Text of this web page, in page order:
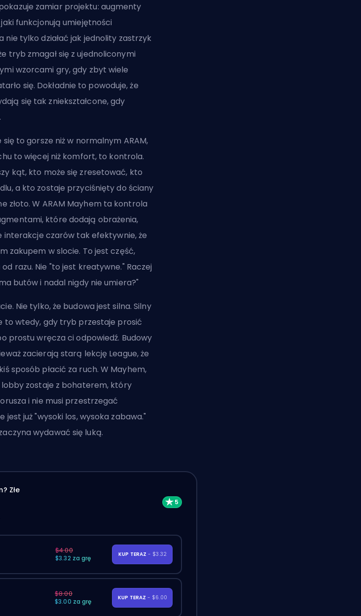
zamiar projektu: augmenty
funkcjonują umiejętności
tylko działać jak jednolity zastrzyk
tryb zmagał się z ujednoliconymi
wzorcami gry, gdy zbyt wiele
się. Dokładnie to powoduje, że
się tak zniekształcone, gdy
to gorsze niż w normalnym ARAM,
to więcej niż komfort, to kontrola.
kąt, kto może się zresetować, kto
a kto zostaje przyciśnięty do ściany
złoto. W ARAM Mayhem ta kontrola
które dodają obrażenia,
interakcje czarów tak efektywnie, że
zakupem w slocie. To jest część,
razu. Nie "to jest kreatywne." Raczej
butów i nadal nigdy nie umiera?"
Nie tylko, że budowa jest silna. Silny
to wtedy, gdy tryb przestaje prosić
prostu wręcza ci odpowiedź. Budowy
zacierają starą lekcję League, że
sposób płacić za ruch. W Mayhem,
lobby zostaje z bohaterem, który
i nie musi przestrzegać
jest już "wysoki los, wysoka zabawa."
wydawać się luką.
Złe
$4.00
$3.32 za grę
KUP TERAZ - $3.32
$8.00
$3.00 za grę
KUP TERAZ - $6.00